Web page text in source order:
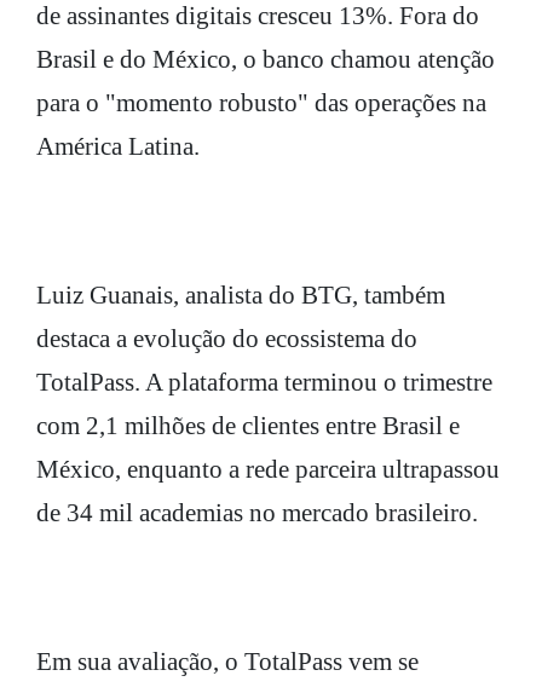
de assinantes digitais cresceu 13%. Fora do
Brasil e do México, o banco chamou atenção
para o "momento robusto" das operações na
América Latina.
Luiz Guanais, analista do BTG, também
destaca a evolução do ecossistema do
TotalPass. A plataforma terminou o trimestre
com 2,1 milhões de clientes entre Brasil e
México, enquanto a rede parceira ultrapassou
de 34 mil academias no mercado brasileiro.
Em sua avaliação, o TotalPass vem se